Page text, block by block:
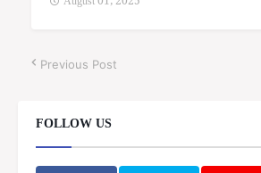
Previous Post
FOLLOW US